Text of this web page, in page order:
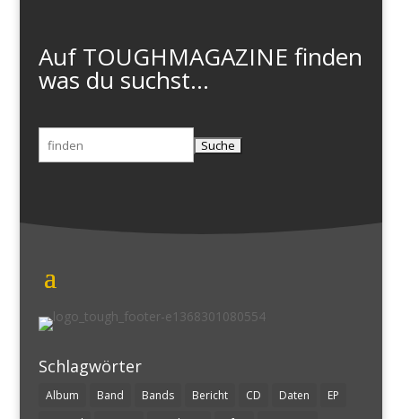
Auf TOUGHMAGAZINE finden
was du suchst...
Suchen
nach:
Schlagwörter
Album Band Bands Bericht CD Daten
EP